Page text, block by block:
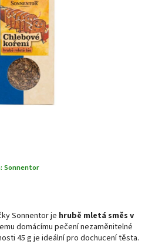
Sonnentor
Sonnentor je hrubě mletá směs v
domácímu pečení nezaměnitelné
45 g je ideální pro dochucení těsta.